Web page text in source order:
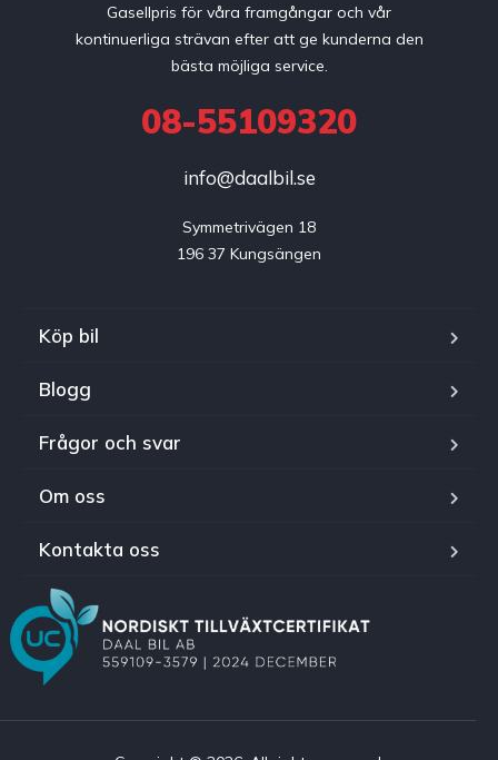
Gasellpris för våra framgångar och vår
kontinuerliga strävan efter att ge kunderna den
bästa möjliga service.
08-55109320
info@daalbil.se
Symmetrivägen 18
196 37 Kungsängen
Köp bil
Blogg
Frågor och svar
Om oss
Kontakta oss